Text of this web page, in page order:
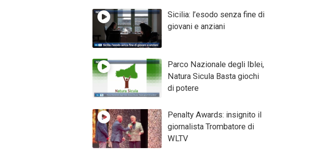
Sicilia: l’esodo senza fine di
giovani e anziani
Parco Nazionale degli Iblei,
Natura Sicula Basta giochi
di potere
Penalty Awards: insignito il
giornalista Trombatore di
WLTV